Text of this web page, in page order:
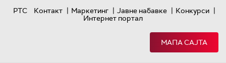
РТС
Контакт | Маркетинг | Јавне набавке | Конкурси |
Интернет портал
МАПА САЈТА